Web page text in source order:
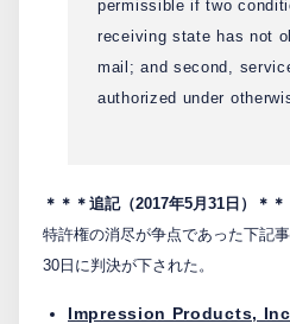
permissible if two
receiving state has not
mail; and second,
authorized under
＊＊＊追記（2017年5月31日）＊＊
特許権の消尽が争点であった下記
30日に判決が下された。
Impression Products,